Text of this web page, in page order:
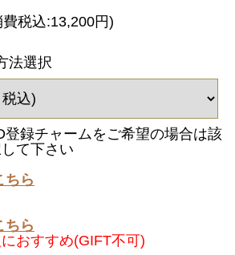
費税込:13,200円)
法選択
録チャームをご希望の場合は該
て下さい
ちら
ちら
おすすめ(GIFT不可)